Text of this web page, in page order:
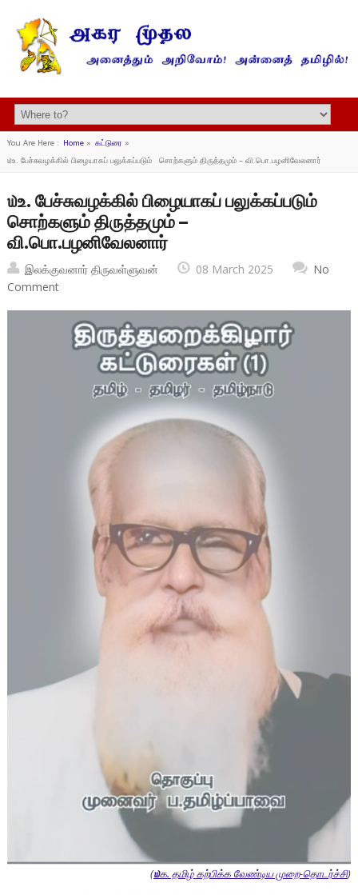
You Are Here : Home» கட்டுரை »
௰உ. பேச்சுவழக்கில் பிழையாகப் பலுக்கப்படும் சொற்களும் திருத்தமும் – வி.பொ.பழனிவேலனார்
௰உ. பேச்சுவழக்கில் பிழையாகப் பலுக்கப்படும்
சொற்களும் திருத்தமும் –
வி.பொ.பழனிவேலனார்
இலக்குவனார் திருவள்ளுவன் 08 March 2025
No
Comment
(௰க. தமிழ் கற்பிக்க வேண்டிய முறை-தொடர்ச்சி)